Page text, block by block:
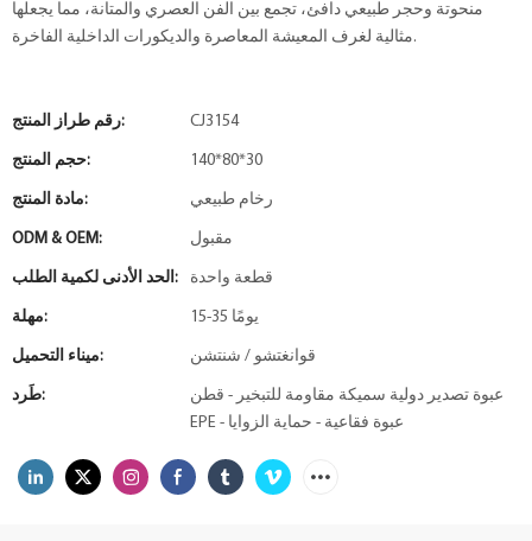
منحوتة وحجر طبيعي دافئ، تجمع بين الفن العصري والمتانة، مما يجعلها
مثالية لغرف المعيشة المعاصرة والديكورات الداخلية الفاخرة.
رقم طراز المنتج: CJ3154
حجم المنتج: 140*80*30
مادة المنتج: رخام طبيعي
ODM & OEM: مقبول
الحد الأدنى لكمية الطلب: قطعة واحدة
مهلة: 15-35 يومًا
ميناء التحميل: قوانغتشو / شنتشن
طَرد:
عبوة تصدير دولية سميكة مقاومة للتبخير - قطن
EPE - عبوة فقاعية - حماية الزوايا